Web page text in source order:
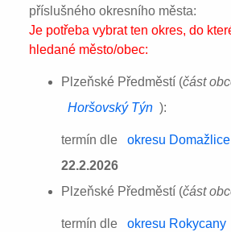
příslušného okresního města:
Je potřeba vybrat ten okres, do
hledané město/obec:
Plzeňské Předměstí (část
Horšovský Týn ):
termín dle okresu Domažlice
22.2.2026
Plzeňské Předměstí (část
termín dle okresu Rokycany